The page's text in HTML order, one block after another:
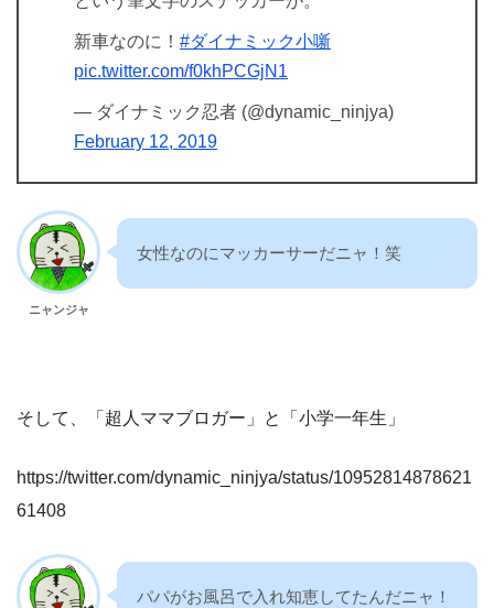
新車なのに！ #ダイナミック小噺
pic.twitter.com/f0khPCGjN1
— ダイナミック忍者 (@dynamic_ninjya)
February 12, 2019
ニャンジャ
女性なのにマッカーサーだニャ！笑
そして、「超人ママブロガー」と「小学一年生」
https://twitter.com/dynamic_ninjya/status/10952814878621
61408
パパがお風呂で入れ知恵してたんだニャ！